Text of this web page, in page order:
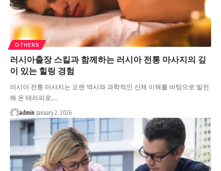
OTHERS
러시아출장 스킬과 함께하는 러시아 전통 마사지의 깊
이 있는 힐링 경험
러시아 전통 마사지는 오랜 역사와 과학적인 신체 이해를 바탕으로 발전
해 온 테라피로,…
admin January 2, 2026